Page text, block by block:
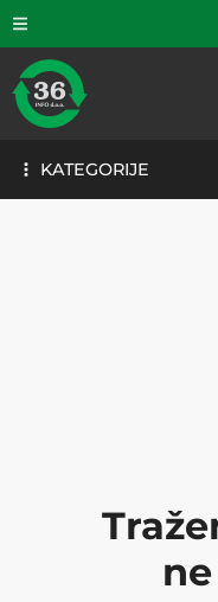
KATEGORIJE
KATEGORIJE